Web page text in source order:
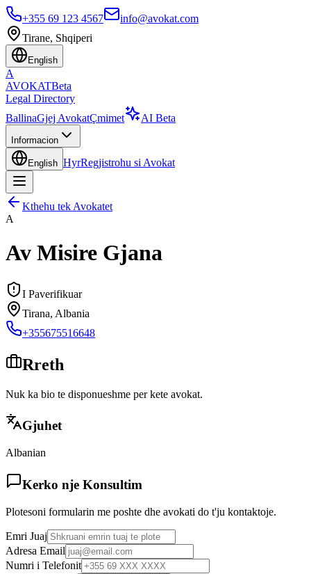
+355 69 123 4567
info@avokat.com
Tirane, Shqiperi
English
A
AVOKATBeta
Legal Directory
BallinaGjej AvokatÇmimet AI Beta
Informacion
English HyrRegjistrohu si Avokat
Kthehu tek Avokatet
A
Av Misire Gjana
I Paverifikuar
Tirana, Albania
+355675516648
Rreth
Nuk ka bio te disponueshme per kete avokat.
Gjuhet
Albanian
Kerko nje Konsultim
Plotesoni formularin me poshte dhe avokati do t'ju kontaktoje.
Emri Juaj
Adresa Email
Numri i Telefonit